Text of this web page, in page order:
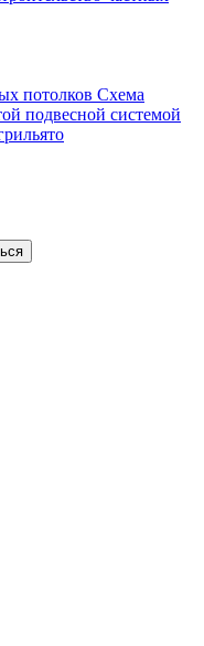
потолков Схема
подвесной системой